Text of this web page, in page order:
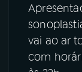
vai ao ar
com